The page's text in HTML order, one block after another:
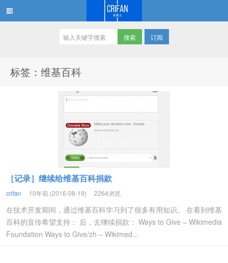
订阅
标签：维基百科
［记录］继续给维基百科捐款
crifan 10年前 (2016-08-19) 2264浏览
在技术开发期间，通过维基百科学习到了很多有用知识。 在看到维基
百科的宣传希望支持： 后，去继续捐款： Ways to Give – Wikimedia
Foundation Ways to Give/zh – Wikimed...